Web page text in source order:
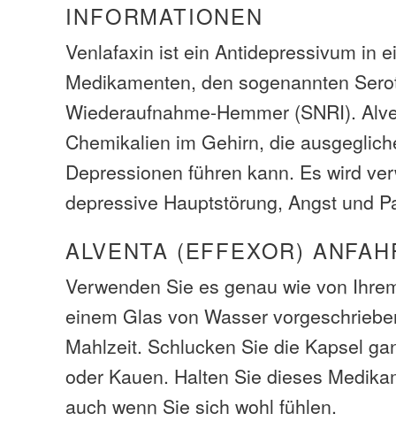
INFORMATIONEN
Venlafaxin ist ein Antidepressivum in
Medikamenten, den sogenannten
Wiederaufnahme-Hemmer (SNRI).
Chemikalien im Gehirn, die
Depressionen führen kann. Es wird
depressive Hauptstörung, Angst und
ALVENTA (EFFEXOR)
Verwenden Sie es genau wie von
einem Glas von Wasser
Mahlzeit. Schlucken Sie die Kapsel
oder Kauen. Halten Sie dieses
auch wenn Sie sich wohl fühlen.